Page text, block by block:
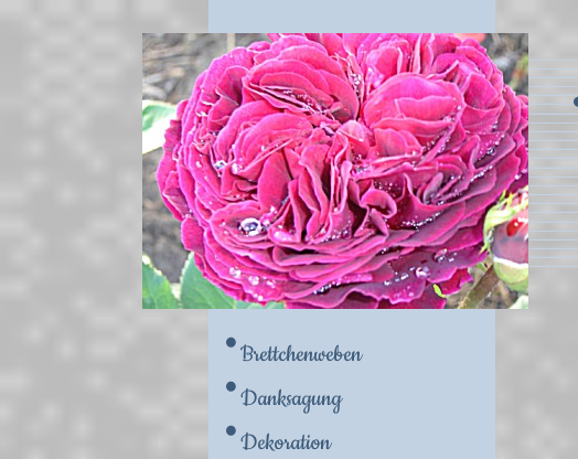
Brettchenweben
Danksagung
Dekoration